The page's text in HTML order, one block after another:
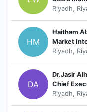
Riyadh,
HM
Haitham
Market
Riyadh,
DA
Dr.Jasir
Chief
Riyadh,